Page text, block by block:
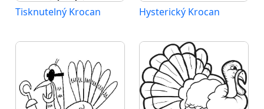
Tisknutelný Krocan Hysterický Krocan